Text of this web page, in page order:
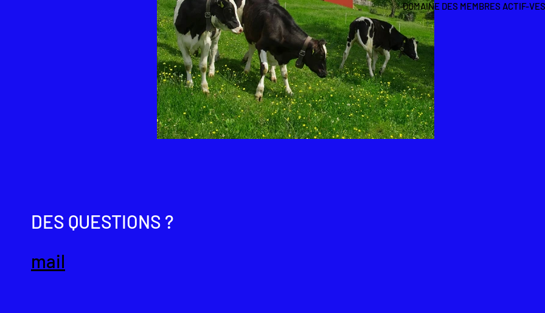
DOMAINE DES MEMBRES ACTIF-VES
à Muraz-Collombey, il
ensemble ils fondent le
la calotte glaciaire.
avec la conception et
intérieurs et
pluridisciplinaire dans le
est liée à l'urbanisme
DES QUESTIONS ?
mail